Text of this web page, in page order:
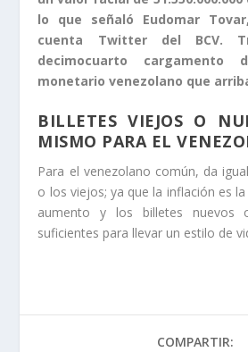
lo que señaló Eudomar
cuenta Twitter del BCV.
decimocuarto cargamento
monetario venezolano que
BILLETES VIEJOS O
MISMO PARA EL
Para el venezolano común, da
o los viejos; ya que la inflación es
aumento y los billetes nuevos
suficientes para llevar un estilo de
COMPARTIR: